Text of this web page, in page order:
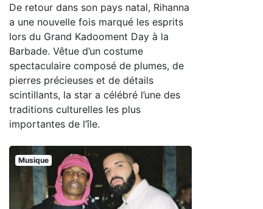
De retour dans son pays natal, Rihanna
a une nouvelle fois marqué les esprits
lors du Grand Kadooment Day à la
Barbade. Vêtue d’un costume
spectaculaire composé de plumes, de
pierres précieuses et de détails
scintillants, la star a célébré l’une des
traditions culturelles les plus
importantes de l’île.
Musique